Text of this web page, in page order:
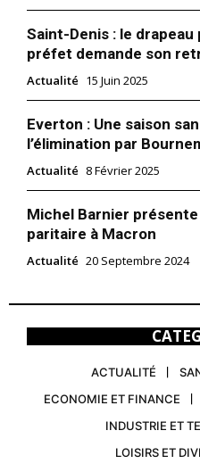
Saint-Denis : le
préfet demande son
Actualité 15 Juin 2025
Everton : Une saison
l’élimination par
Actualité 8 Février 2025
Michel Barnier
paritaire à Macron
Actualité 20 Septembre 2024
ACTUALITÉ
ECONOMIE ET FINANCE
INDUSTRIE ET
LOISIRS ET